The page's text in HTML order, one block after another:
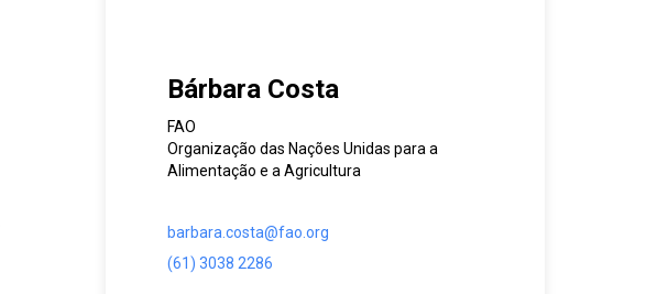
Bárbara Costa
FAO
Organização das Nações Unidas para a
Alimentação e a Agricultura
barbara.costa@fao.org
(61) 3038 2286